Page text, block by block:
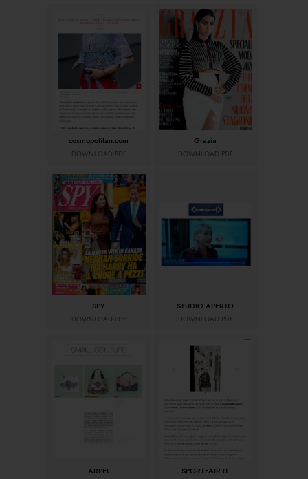
cosmopolitan.com
DOWNLOAD PDF
Grazia
DOWNLOAD PDF
SPY
DOWNLOAD PDF
STUDIO APERTO
DOWNLOAD PDF
ARPEL SPORTFAIR.IT